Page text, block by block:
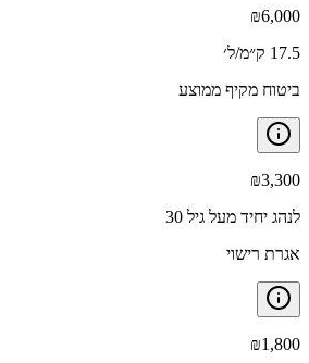
₪6,000
17.5 ק״מ/ל׳
ביטוח מקיף ממוצע
₪3,300
לנהג יחיד מעל גיל 30
אגרת רישוי
₪1,800